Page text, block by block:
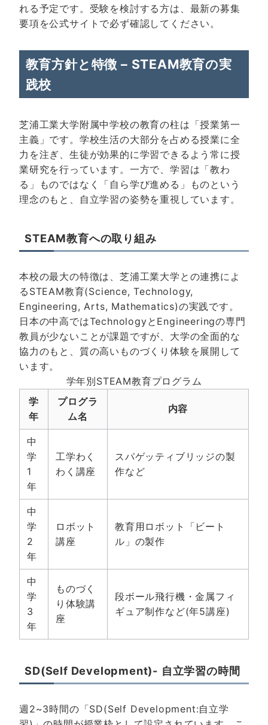
れる予定です。受験を検討する方は、最新の募集
要項を公式サイト で必ず確認してください。
教育方針と特徴 – STEAM教育の実
践校
芝浦工業大学附属中学校の教育の柱は「授業第一
主義」です。学校生活の大部分を占める授業に全
力を注ぎ、生徒が効果的に学習できるよう常に授
業研究を行っています。一方で、学習は「教わ
る」ものではなく「自ら学び進める」ものという
理念のもと、自立学習の姿勢を重視しています。
STEAM教育への取り組み
本校の最大の特徴は、芝浦工業大学との連携によ
るSTEAM教育(Science, Technology,
Engineering, Arts, Mathematics)の実践です。
日本の中高ではTechnologyとEngineeringの専門
教員が少ないことが課題ですが、大学の全面的な
協力のもと、質の高いものづくり体験を展開して
います。
学年別STEAM教育プログラム
学
年
プログラ
ム名
内容
中
学
1
年
工学わく
わく講座
スパゲッティブリッジの製
作など
中
学
2
年
ロボット
講座
教育用ロボット「ビート
ル」の製作
中
学
3
年
ものづく
り体験講
座
段ボール飛行機・金属フィ
ギュア制作など(年5講座)
SD(Self Development)- 自立学習の時間
週2~3時間の「SD(Self Development:自立学